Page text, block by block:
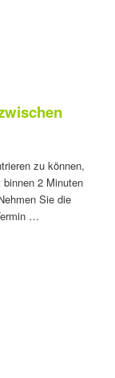
zu können,
2 Minuten
Sie die
…